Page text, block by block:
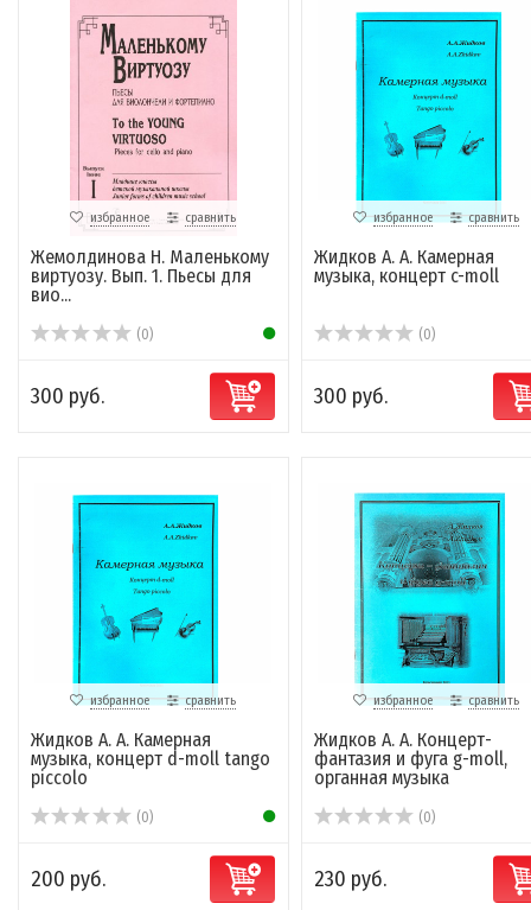
избранное сравнить
Жемолдинова Н. Маленькому
виртуозу. Вып. 1. Пьесы для
вио...
(0)
300 руб.
избранное сравнить
Жидков А. А. Камерная
музыка, концерт c-moll
(0)
300 руб.
избранное сравнить
Жидков А. А. Камерная
музыка, концерт d-moll tango
piccolo
(0)
200 руб.
избранное сравнить
Жидков А. А. Концерт-
фантазия и фуга g-moll,
органная музыка
(0)
230 руб.